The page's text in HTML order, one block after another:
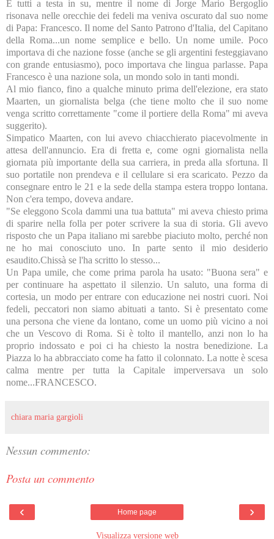
E tutti a testa in su, mentre il nome di Jorge Mario Bergoglio
risonava nelle orecchie dei fedeli ma veniva oscurato dal suo nome
di Papa: Francesco. Il nome del Santo Patrono d'Italia, del Capitano
della Roma...un nome semplice e bello. Un nome umile. Poco
importava di che nazione fosse (anche se gli argentini festeggiavano
con grande entusiasmo), poco importava che lingua parlasse. Papa
Francesco è una nazione sola, un mondo solo in tanti mondi.
Al mio fianco, fino a qualche minuto prima dell'elezione, era stato
Maarten, un giornalista belga (che tiene molto che il suo nome
venga scritto correttamente "come il portiere della Roma" mi aveva
suggerito).
Simpatico Maarten, con lui avevo chiacchierato piacevolmente in
attesa dell'annuncio. Era di fretta e, come ogni giornalista nella
giornata più importante della sua carriera, in preda alla sfortuna. Il
suo portatile non prendeva e il cellulare si era scaricato. Pezzo da
consegnare entro le 21 e la sede della stampa estera troppo lontana.
Non c'era tempo, doveva andare.
"Se eleggono Scola dammi una tua battuta" mi aveva chiesto prima
di sparire nella folla per poter scrivere la sua di storia. Gli avevo
risposto che un Papa italiano mi sarebbe piaciuto molto, perché non
ne ho mai conosciuto uno. In parte sento il mio desiderio
esaudito.Chissà se l'ha scritto lo stesso...
Un Papa umile, che come prima parola ha usato: "Buona sera" e
per continuare ha aspettato il silenzio. Un saluto, una forma di
cortesia, un modo per entrare con educazione nei nostri cuori. Noi
fedeli, peccatori non siamo abituati a tanto. Si è presentato come
una persona che viene da lontano, come un uomo più vicino a noi
che un Vescovo di Roma. Si è tolto il mantello, anzi non lo ha
proprio indossato e poi ci ha chiesto la nostra benedizione. La
Piazza lo ha abbracciato come ha fatto il colonnato. La notte è scesa
calma mentre per tutta la Capitale imperversava un solo
nome...FRANCESCO.
chiara maria gargioli
Nessun commento:
Posta un commento
‹ ›
Home page
Visualizza versione web